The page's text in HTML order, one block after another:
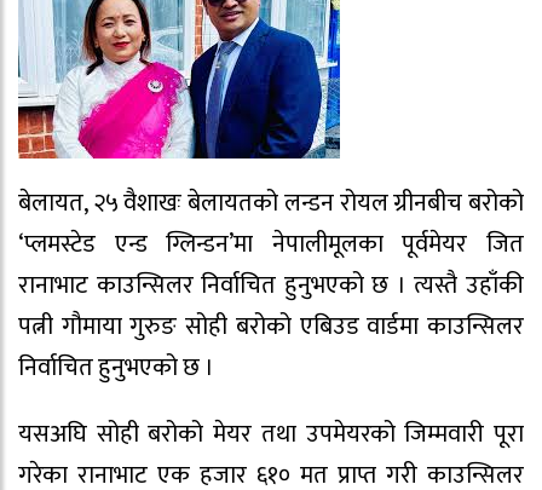
बेलायत, २५ वैशाखः बेलायतको लन्डन रोयल ग्रीनबीच बरोको
‘प्लमस्टेड एन्ड ग्लिन्डन’मा नेपालीमूलका पूर्वमेयर जित
रानाभाट काउन्सिलर निर्वाचित हुनुभएको छ । त्यस्तै उहाँकी
पत्नी गौमाया गुरुङ सोही बरोको एबिउड वार्डमा काउन्सिलर
निर्वाचित हुनुभएको छ ।
यसअघि सोही बरोको मेयर तथा उपमेयरको जिम्मवारी पूरा
गरेका रानाभाट एक हजार ६१० मत प्राप्त गरी काउन्सिलर